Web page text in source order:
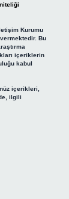
Kurumu
Bu
içeriklerin
kabul
içerikleri,
ilgili